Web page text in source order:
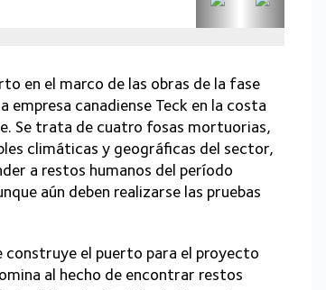
en el marco de las obras de la fase
empresa canadiense Teck en la costa
Se trata de cuatro fosas mortuorias,
climáticas y geográficas del sector,
a restos humanos del período
aún deben realizarse las pruebas
construye el puerto para el proyecto
al hecho de encontrar restos